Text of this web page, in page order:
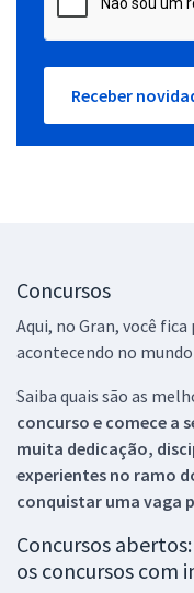
Receber
Concursos
Aqui, no Gran, você
acontecendo no
Saiba quais são as
concurso e comece a
muita dedicação,
experientes no ramo
conquistar uma vaga
Concursos
os concursos com